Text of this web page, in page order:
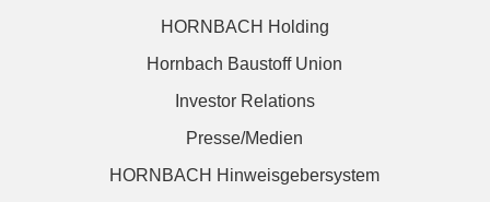
HORNBACH Holding
Hornbach Baustoff Union
Investor Relations
Presse/Medien
HORNBACH Hinweisgebersystem